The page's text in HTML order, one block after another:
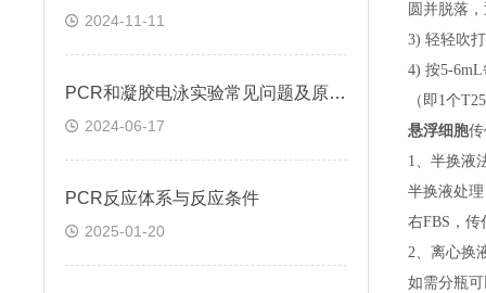
2024-11-11
PCR和凝胶电泳实验常见问题及原因分析
2024-06-17
​PCR反应体系与反应条件
2025-01-20
圆并脱落
3) 轻轻吹
4) 按5-
（即1个
悬浮细胞
1、半换液
半换液处
右FBS，
2、离心换
如需分瓶